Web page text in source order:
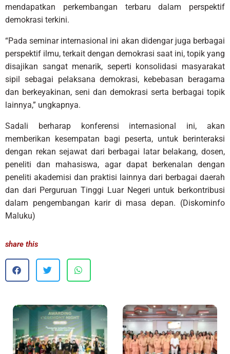
mendapatkan perkembangan terbaru dalam perspektif
demokrasi terkini.
“Pada seminar internasional ini akan didengar juga berbagai
perspektif ilmu, terkait dengan demokrasi saat ini, topik yang
disajikan sangat menarik, seperti konsolidasi masyarakat
sipil sebagai pelaksana demokrasi, kebebasan beragama
dan berkeyakinan, seni dan demokrasi serta berbagai topik
lainnya,” ungkapnya.
Sadali berharap konferensi internasional ini, akan
memberikan kesempatan bagi peserta, untuk berinteraksi
dengan rekan sejawat dari berbagai latar belakang, dosen,
peneliti dan mahasiswa, agar dapat berkenalan dengan
peneliti akademisi dan praktisi lainnya dari berbagai daerah
dan dari Perguruan Tinggi Luar Negeri untuk berkontribusi
dalam pengembangan karir di masa depan. (Diskominfo
Maluku)
share this